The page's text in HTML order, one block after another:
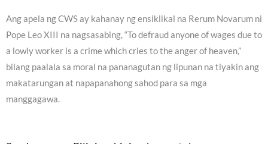
Ang apela ng CWS ay kahanay ng ensiklikal na Rerum Novarum ni
Pope Leo XIII na nagsasabing, “To defraud anyone of wages due to
a lowly worker is a crime which cries to the anger of heaven,”
bilang paalala sa moral na pananagutan ng lipunan na tiyakin ang
makatarungan at napapanahong sahod para sa mga
manggagawa.